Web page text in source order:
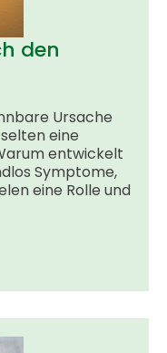
den
Ursache
eine
entwickelt
Symptome,
eine Rolle und